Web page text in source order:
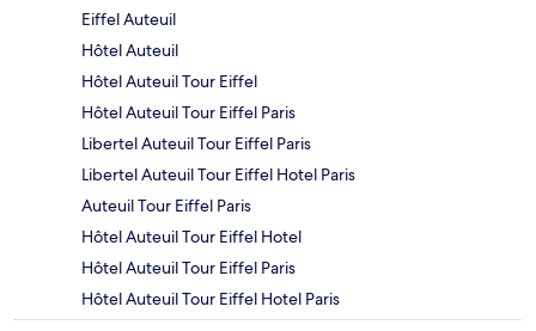
Eiffel Auteuil
Hôtel Auteuil
Hôtel Auteuil Tour Eiffel
Hôtel Auteuil Tour Eiffel Paris
Libertel Auteuil Tour Eiffel Paris
Libertel Auteuil Tour Eiffel Hotel Paris
Auteuil Tour Eiffel Paris
Hôtel Auteuil Tour Eiffel Hotel
Hôtel Auteuil Tour Eiffel Paris
Hôtel Auteuil Tour Eiffel Hotel Paris